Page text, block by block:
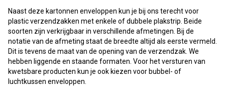
Naast deze kartonnen enveloppen kun je bij ons terecht voor
plastic verzendzakken met enkele of dubbele plakstrip. Beide
soorten zijn verkrijgbaar in verschillende afmetingen. Bij de
notatie van de afmeting staat de breedte altijd als eerste vermeld.
Dit is tevens de maat van de opening van de verzendzak. We
hebben liggende en staande formaten. Voor het versturen van
kwetsbare producten kun je ook kiezen voor bubbel- of
luchtkussen enveloppen.